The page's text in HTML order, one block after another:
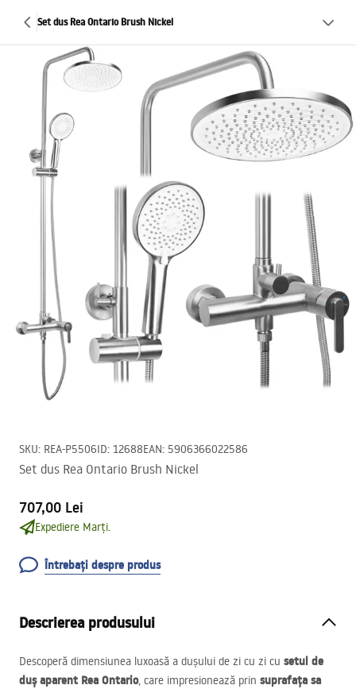
Set dus Rea Ontario Brush Nickel
SKU: REA-P5506ID: 12688EAN: 5906366022586
Set dus Rea Ontario Brush Nickel
707,00 Lei
Expediere Marți.
Întrebați despre produs
Descrierea produsului
Descoperă dimensiunea luxoasă a dușului de zi cu zi cu setul de
duș aparent Rea Ontario, care impresionează prin suprafața sa